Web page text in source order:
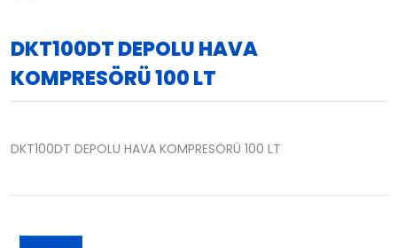
DKT100DT DEPOLU HAVA
KOMPRESÖRÜ 100 LT
DKT100DT DEPOLU HAVA KOMPRESÖRÜ 100 LT